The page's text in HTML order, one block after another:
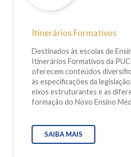
Itinerários Formativos
Destinados às escolas de
Itinerários Formativos da
oferecem conteúdos
às especificações da
eixos estruturantes e as
formação do Novo Ensino
SAIBA MAIS